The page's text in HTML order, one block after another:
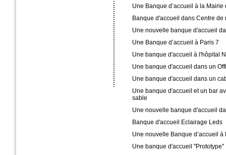
Une Banque d’accueil à la
Banque d'accueil dans Centre de
Une nouvelle banque d'accueil
Une Banque d’accueil à Paris 7
Une banque d'accueil à l'hôpital
Une banque d'accueil dans un
Une banque d'accueil dans un
Une banque d'accueil et un bar
sable
Une nouvelle banque d'accueil
Banque d'accueil Eclairage Leds
Une nouvelle Banque d’accueil à
Une banque d'accueil "Prototype"